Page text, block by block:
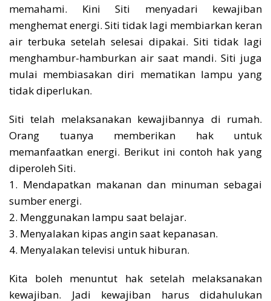
memahami. Kini Siti menyadari kewajiban
menghemat energi. Siti tidak lagi membiarkan keran
air terbuka setelah selesai dipakai. Siti tidak lagi
menghambur-hamburkan air saat mandi. Siti juga
mulai membiasakan diri mematikan lampu yang
tidak diperlukan.
Siti telah melaksanakan kewajibannya di rumah.
Orang tuanya memberikan hak untuk
memanfaatkan energi. Berikut ini contoh hak yang
diperoleh Siti.
1. Mendapatkan makanan dan minuman sebagai
sumber energi.
2. Menggunakan lampu saat belajar.
3. Menyalakan kipas angin saat kepanasan.
4. Menyalakan televisi untuk hiburan.
Kita boleh menuntut hak setelah melaksanakan
kewajiban. Jadi kewajiban harus didahulukan